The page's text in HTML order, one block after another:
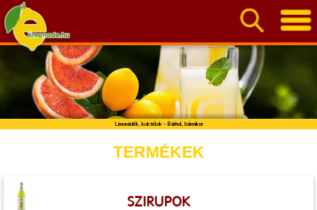
Limonádék, koktélok - Bárhol, bármikor
TERMÉKEK
SZIRUPOK